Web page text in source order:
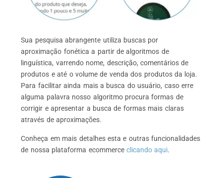
Sua pesquisa abrangente utiliza buscas por
aproximação fonética a partir de algoritmos de
linguística, varrendo nome, descrição, comentários de
produtos e até o volume de venda dos produtos da loja.
Para facilitar ainda mais a busca do usuário, caso erre
alguma palavra nosso algoritmo procura formas de
corrigir e apresentar a busca de formas mais claras
através de aproximações.
Conheça em mais detalhes esta e outras funcionalidades
de nossa plataforma ecommerce clicando aqui.